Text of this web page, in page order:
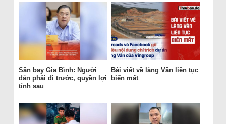
Sân bay Gia Bình: Người
dân phải đi trước, quyền lợi
tính sau
Bài viết về làng Vân liên tục
biến mất